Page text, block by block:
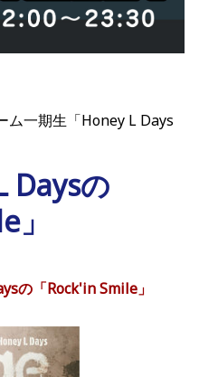
ム一期生「Honey L Days
Daysの
」
の「Rock'in Smile」